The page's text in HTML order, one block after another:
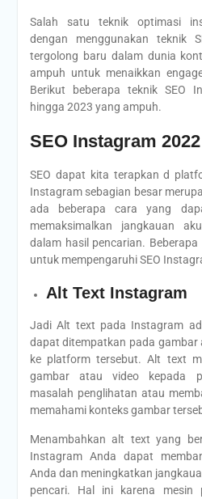
Salah satu teknik optimasi
dengan menggunakan teknik
tergolong baru dalam dunia
ampuh untuk menaikkan
Berikut beberapa teknik SEO
hingga 2023 yang ampuh.
SEO Instagram
SEO dapat kita terapkan d
Instagram sebagian besar
ada beberapa cara yang
memaksimalkan jangkauan
dalam hasil pencarian.
untuk mempengaruhi SEO
Alt Text Instagram
Jadi Alt text pada Instagram
dapat ditempatkan pada gambar
ke platform tersebut. Alt text
gambar atau video kepada
masalah penglihatan atau
memahami konteks gambar
Menambahkan alt text yang
Instagram Anda dapat
Anda dan meningkatkan
pencari. Hal ini karena mesin